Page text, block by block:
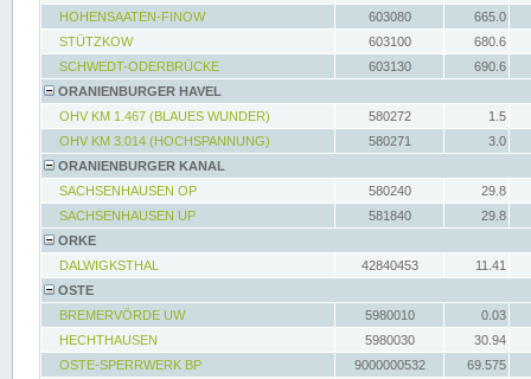
HOHENSAATEN-FINOW
603080
665.0
STÜTZKOW
603100
680.6
SCHWEDT-ODERBRÜCKE
603130
690.6
ORANIENBURGER HAVEL
OHV KM 1.467 (BLAUES WUNDER)
580272
1.5
OHV KM 3.014 (HOCHSPANNUNG)
580271
3.0
ORANIENBURGER KANAL
SACHSENHAUSEN OP
580240
29.8
SACHSENHAUSEN UP
581840
29.8
ORKE
DALWIGKSTHAL
42840453
11.41
OSTE
BREMERVÖRDE UW
5980010
0.03
HECHTHAUSEN
5980030
30.94
OSTE-SPERRWERK BP
9000000532
69.575